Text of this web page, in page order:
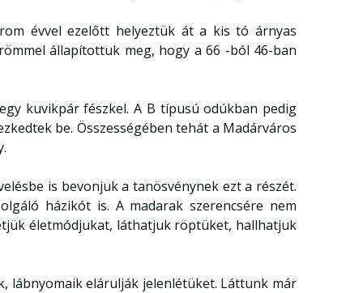
évvel ezelőtt helyeztük át a kis tó árnyas
állapítottuk meg, hogy a 66 -ból 46-ban
kuvikpár fészkel. A B típusú odúkban pedig
be. Összességében tehát a Madárváros
is bevonjuk a tanösvénynek ezt a részét.
házikót is. A madarak szerencsére nem
életmódjukat, láthatjuk röptüket, hallhatjuk
lábnyomaik elárulják jelenlétüket. Láttunk már